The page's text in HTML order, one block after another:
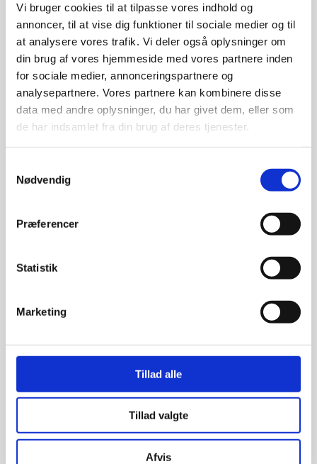
Vi bruger cookies til at tilpasse vores indhold og
annoncer, til at vise dig funktioner til sociale medier og til
at analysere vores trafik. Vi deler også oplysninger om
din brug af vores hjemmeside med vores partnere inden
for sociale medier, annonceringspartnere og
analysepartnere. Vores partnere kan kombinere disse
data med andre oplysninger, du har givet dem, eller som
de har indsamlet fra din brug af deres tjenester.
Nødvendig
Præferencer
Statistik
Marketing
Tillad alle
Tillad valgte
Afvis